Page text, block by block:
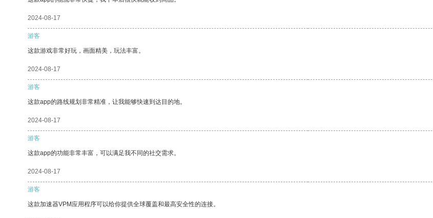
2024-08-17
游客
这款游戏非常好玩，画面精美，玩法丰富。
2024-08-17
游客
这款app的路线规划非常精准，让我能够快速到达目的地。
2024-08-17
游客
这款app的功能非常丰富，可以满足我不同的社交需求。
2024-08-17
游客
这款加速器VPM应用程序可以给你提供全球覆盖和最高安全性的连接。